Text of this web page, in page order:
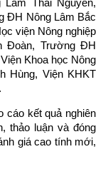
Thái Nguyên,
ĐH Nông Lâm Bắc
viện Nông nghiệp
Đoàn, Trường ĐH
Khoa học Nông
Hùng, Viện KHKT
cáo kết quả nghiên
thảo luận và đóng
giá cao tính mới,